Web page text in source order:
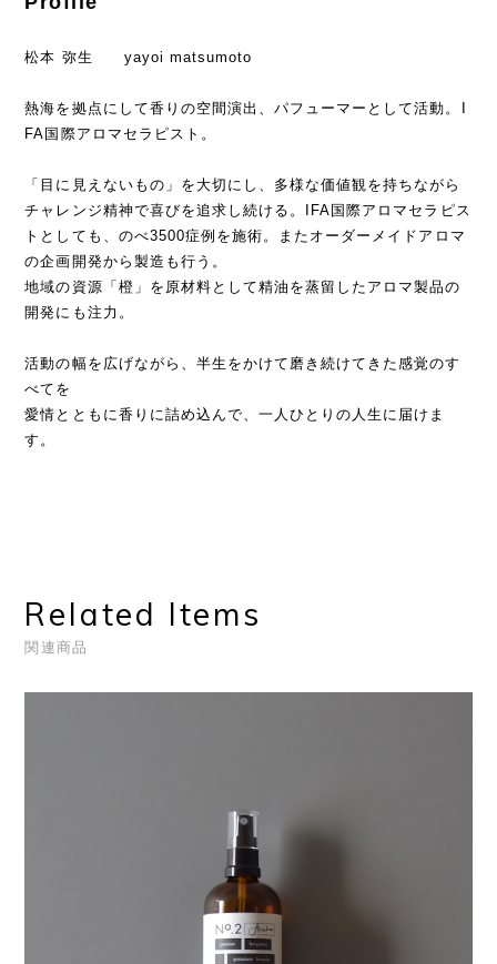
松本 弥生 yayoi matsumoto
熱海を拠点にして香りの空間演出、パフューマーとして活動。I
FA国際アロマセラピスト。
「目に見えないもの」を大切にし、多様な価値観を持ちながら
チャレンジ精神で喜びを追求し続ける。IFA国際アロマセラピス
トとしても、のべ3500症例を施術。またオーダーメイドアロマ
の企画開発から製造も行う。
地域の資源「橙」を原材料として精油を蒸留したアロマ製品の
開発にも注力。
活動の幅を広げながら、半生をかけて磨き続けてきた感覚のす
べてを
愛情とともに香りに詰め込んで、一人ひとりの人生に届けま
す。
Related Items
関連商品